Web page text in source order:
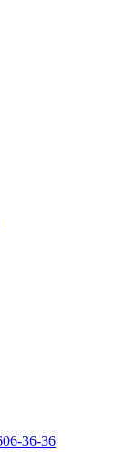
36-36